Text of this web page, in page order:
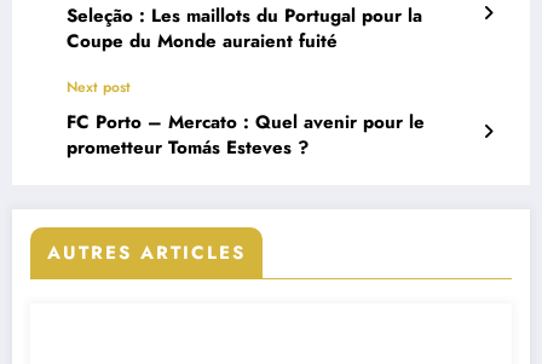
Seleção : Les maillots du Portugal pour la
Coupe du Monde auraient fuité
Next post
FC Porto – Mercato : Quel avenir pour le
prometteur Tomás Esteves ?
AUTRES ARTICLES